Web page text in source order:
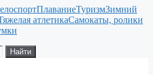
ПлаваниеТуризмЗимний
атлетикаСамокаты, ролики
Найти